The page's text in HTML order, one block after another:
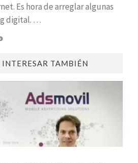
Es hora de arreglar algunas
digital. …
INTERESAR TAMBIÉN